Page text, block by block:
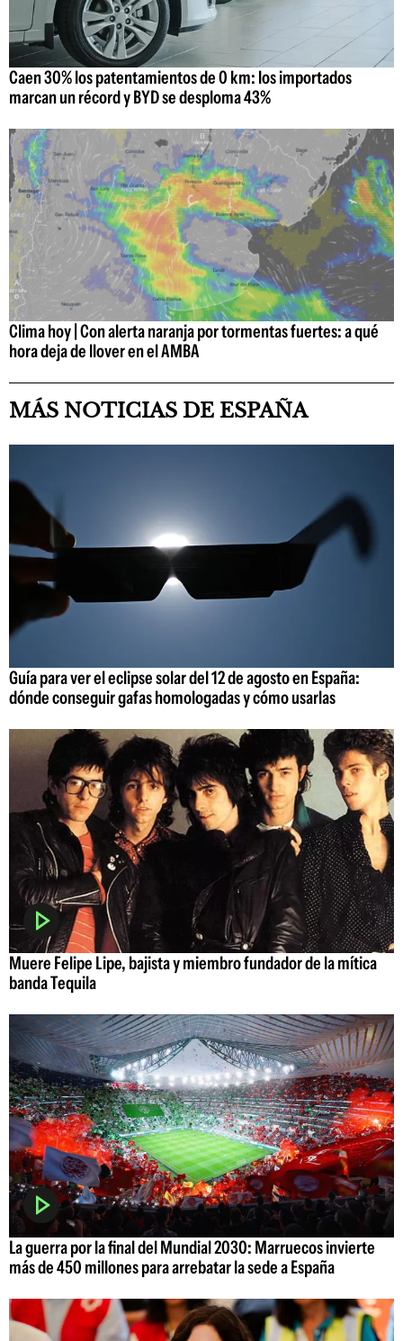
Caen 30% los patentamientos de 0 km: los importados
marcan un récord y BYD se desploma 43%
Clima hoy | Con alerta naranja por tormentas fuertes: a qué
hora deja de llover en el AMBA
MÁS NOTICIAS DE ESPAÑA
Guía para ver el eclipse solar del 12 de agosto en España:
dónde conseguir gafas homologadas y cómo usarlas
Muere Felipe Lipe, bajista y miembro fundador de la mítica
banda Tequila
La guerra por la final del Mundial 2030: Marruecos invierte
más de 450 millones para arrebatar la sede a España